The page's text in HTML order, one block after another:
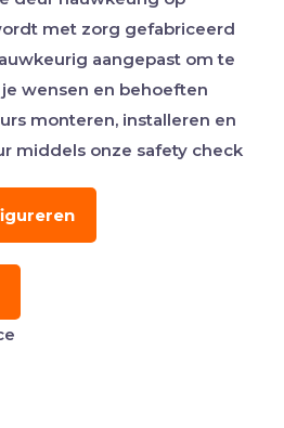
met zorg gefabriceerd
aangepast om te
wensen en behoeften
monteren, installeren en
middels onze safety check